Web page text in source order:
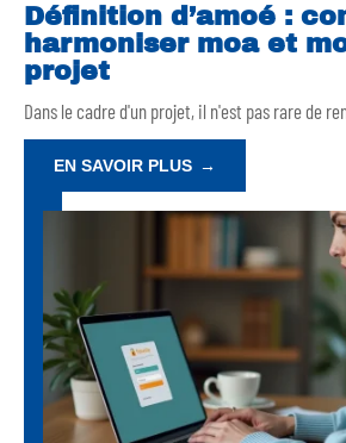
Définition d’amoé :
harmoniser moa et
projet
Dans le cadre d'un projet, il n'est pas rare de
EN SAVOIR PLUS